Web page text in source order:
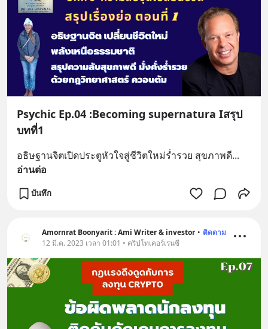
Psychic Ep.04 :Becoming supernatura Iสรุป
บทที่1
อธิษฐานจิตเปิดประตูหัวใจสู่ชีวิตใหม่ร่ำรวย สุขภาพดี
อ่านต่อ
บันทึก
Amornrat Boonyarit : Ami Writer & investor • ติดตาม
12 มี.ค. 2023 เวลา 01:01 • คริปโทเคอร์เรนซี